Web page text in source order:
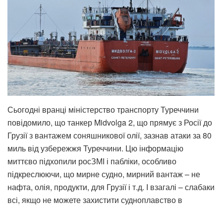
Сьогодні вранці міністерство транспорту Туреччини
повідомило, що танкер Midvolga 2, що прямує з Росії до
Грузії з вантажем соняшникової олії, зазнав атаки за 80
миль від узбережжя Туреччини. Цю інформацію
миттєво підхопили росЗМІ і пабліки, особливо
підкреслюючи, що мирне судно, мирний вантаж – не
нафта, олія, продукти, для Грузії і т.д. І взагалі – слабаки
всі, якщо не можете захистити судноплавство в